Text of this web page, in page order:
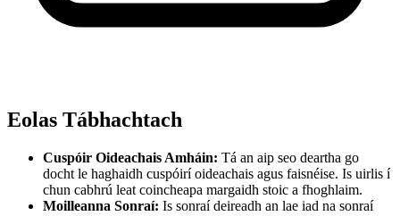
Eolas Tábhachtach
Cuspóir Oideachais Amháin: Tá an aip seo deartha go
docht le haghaidh cuspóirí oideachais agus faisnéise. Is uirlis í
chun cabhrú leat coincheapa margaidh stoic a fhoghlaim.
Moilleanna Sonraí: Is sonraí deireadh an lae iad na sonraí